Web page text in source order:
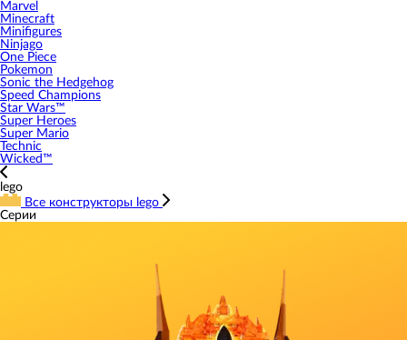
Marvel
Minecraft
Minifigures
Ninjago
One Piece
Pokemon
Sonic the Hedgehog
Speed Champions
Star Wars™
Super Heroes
Super Mario
Technic
Wicked™
lego
Все конструкторы lego
Серии